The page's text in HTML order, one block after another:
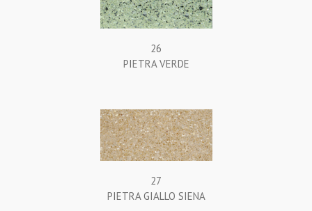
26
PIETRA VERDE
27
PIETRA GIALLO SIENA